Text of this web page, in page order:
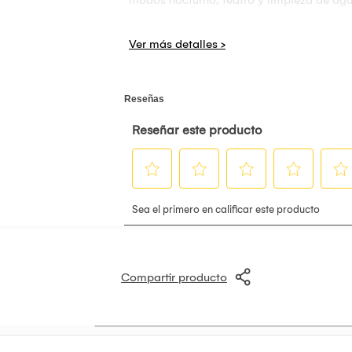
sincronizados con Mi Fitness. Con
Forma rectangular
Tamaño de la pantalla 2
Tecnología de Conectividad bluetooth
Tipo de Deporte : múltiples deportes
Compartir producto